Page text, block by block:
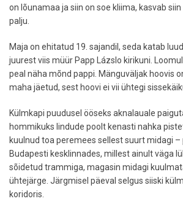
on lõunamaa ja siin on soe kliima, kasvab
palju.
Maja on ehitatud 19. sajandil, seda katab
juurest viis müür Papp Lázslo kirikuni.
peal näha mõnd pappi. Mänguväljak hoovis
maha jäetud, sest hoovi ei vii ühtegi
Külmkapi puudusel ööseks aknalauale
hommikuks lindude poolt kenasti nahka
kuulnud toa peremees sellest suurt midagi –
Budapesti kesklinnades, millest ainult väga
sõidetud trammiga, magasin midagi
ühtejärge. Järgmisel päeval selgus siiski
koridoris.